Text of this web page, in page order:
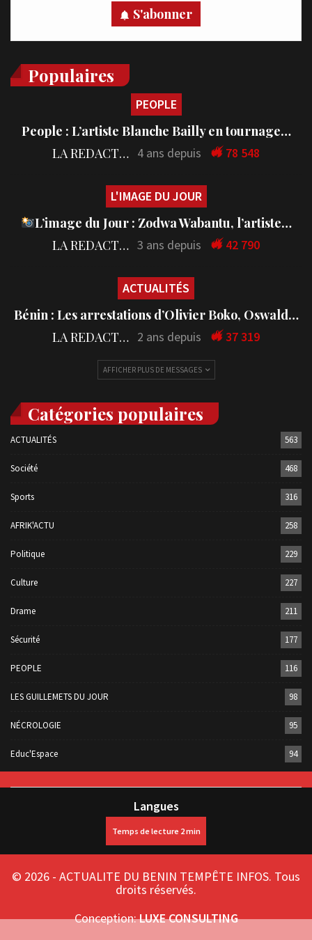
S'abonner
Populaires
PEOPLE
People : L’artiste Blanche Bailly en tournage…
LA REDACTION 4 ans depuis 78 548
L'IMAGE DU JOUR
L’image du Jour : Zodwa Wabantu, l’artiste…
LA REDACTION 3 ans depuis 42 790
ACTUALITÉS
Bénin : Les arrestations d’Olivier Boko, Oswald…
LA REDACTION 2 ans depuis 37 319
AFFICHER PLUS DE MESSAGES
Catégories populaires
ACTUALITÉS 563
Société 468
Sports 316
AFRIK'ACTU 258
Politique 229
Culture 227
Drame 211
Sécurité 177
PEOPLE 116
LES GUILLEMETS DU JOUR 98
NÉCROLOGIE 95
Educ'Espace 94
Langues
© 2026 - ACTUALITE DU BENIN TEMPÊTE INFOS. Tous
droits réservés.
Conception:LUXE CONSULTING